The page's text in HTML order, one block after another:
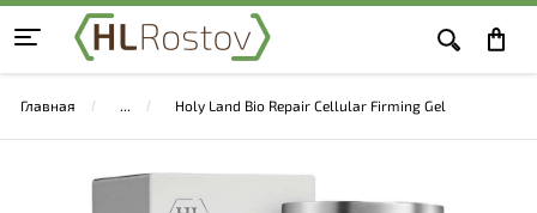
Главная Holy Land Bio Repair Cellular Firming Gel